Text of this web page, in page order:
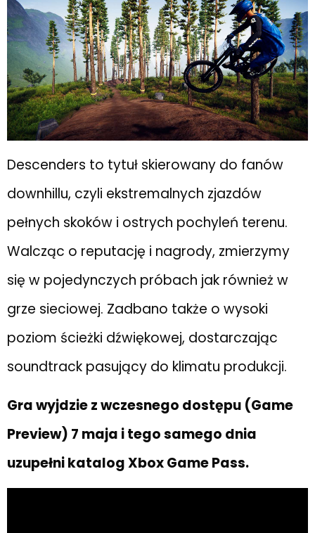
Descenders to tytuł skierowany do fanów
downhillu, czyli ekstremalnych zjazdów
pełnych skoków i ostrych pochyleń terenu.
Walcząc o reputację i nagrody, zmierzymy
się w pojedynczych próbach jak również w
grze sieciowej. Zadbano także o wysoki
poziom ścieżki dźwiękowej, dostarczając
soundtrack pasujący do klimatu produkcji.
Gra wyjdzie z wczesnego dostępu (Game
Preview) 7 maja i tego samego dnia
uzupełni katalog Xbox Game Pass.